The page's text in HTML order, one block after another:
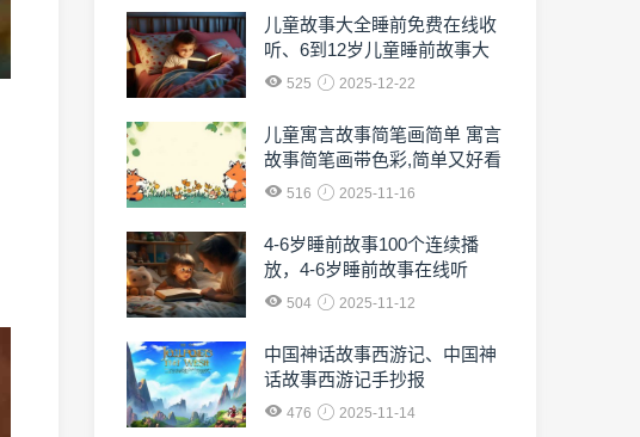
儿童故事大全睡前免费在线收
听、6到12岁儿童睡前故事大
全免费收听
525 2025-12-22
儿童寓言故事简笔画简单 寓言
故事简笔画带色彩,简单又好看
516 2025-11-16
4-6岁睡前故事100个连续播
放，4-6岁睡前故事在线听
504 2025-11-12
中国神话故事西游记、中国神
话故事西游记手抄报
476 2025-11-14